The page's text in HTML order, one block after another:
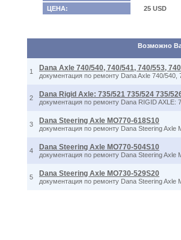
ЦЕНА: 25 USD
Возможно
1 Dana Axle 740/540, 740/541, 740/553,
документация по ремонту Dana Axle 740/
2 Dana Rigid Axle: 735/521 735/524 735/
документация по ремонту Dana RIGID AXLE:
3 Dana Steering Axle MO770-618S10
документация по ремонту Dana Steering Axle
4 Dana Steering Axle MO770-504S10
документация по ремонту Dana Steering Axle
5 Dana Steering Axle MO730-529S20
документация по ремонту Dana Steering Axle